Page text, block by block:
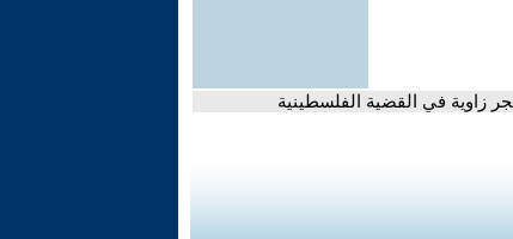
زاوية في القضية الفلسطينية